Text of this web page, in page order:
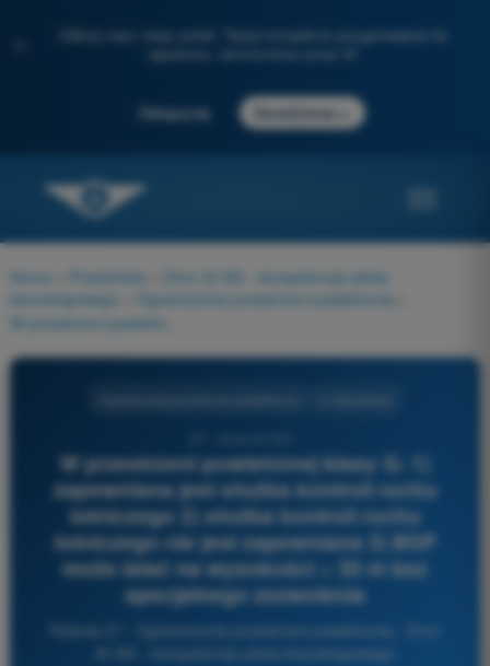
Odkryj nasz nowy portal: Twoje kompletne przygotowanie do
Zaloguj się Zacznij teraz
Home Przedmioty
Dron A1/A3 - kompetencje pilota
bezzałogowego
Ograniczenia przestrzeni powietrznej
W przestrzeni powietrznej klasy G: 1)
zapewniana jest służba kontroli ruchu
lotniczego 2) służba kontroli ruchu
lotniczego nie jest zapewniana 3) BSP
może latać na wysokości < 30 m bez
specjalnego zezwolenia